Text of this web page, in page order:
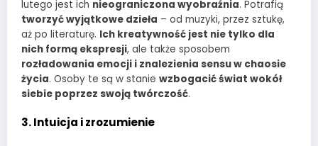
lutego jest ich nieograniczona wyobraźnia. Potrafią
tworzyć wyjątkowe dzieła – od muzyki, przez sztukę,
aż po literaturę. Ich kreatywność jest nie tylko dla
nich formą ekspresji, ale także sposobem
rozładowania emocji i znalezienia sensu w chaosie
życia. Osoby te są w stanie wzbogacić świat wokół
siebie poprzez swoją twórczość.
3. Intuicja i zrozumienie